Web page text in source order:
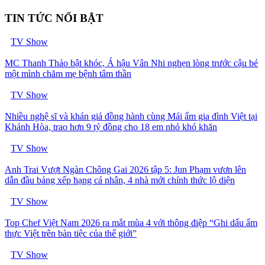
TIN TỨC NỔI BẬT
TV Show
MC Thanh Thảo bật khóc, Á hậu Vân Nhi nghẹn lòng trước cậu bé
một mình chăm mẹ bệnh tâm thần
TV Show
Nhiều nghệ sĩ và khán giả đồng hành cùng Mái ấm gia đình Việt tại
Khánh Hòa, trao hơn 9 tỷ đồng cho 18 em nhỏ khó khăn
TV Show
Anh Trai Vượt Ngàn Chông Gai 2026 tập 5: Jun Phạm vươn lên
dẫn đầu bảng xếp hạng cá nhân, 4 nhà mới chính thức lộ diện
TV Show
Top Chef Việt Nam 2026 ra mắt mùa 4 với thông điệp “Ghi dấu ẩm
thực Việt trên bàn tiệc của thế giới”
TV Show